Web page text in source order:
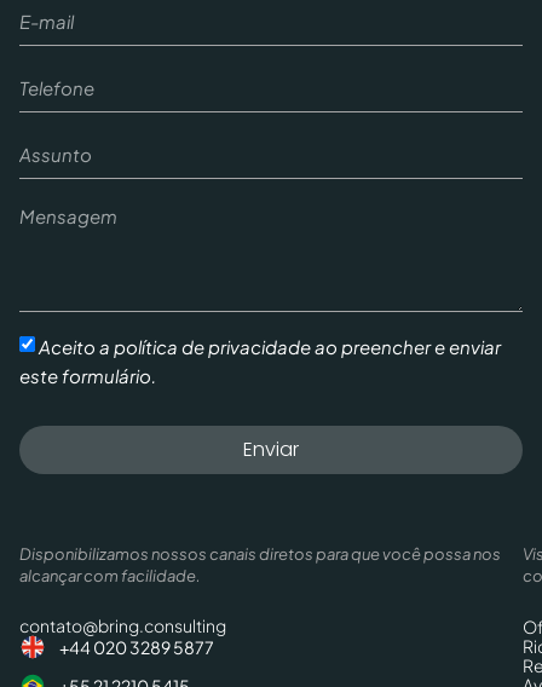
Aceito a política de privacidade ao preencher e enviar
este formulário.
Enviar
Disponibilizamos nossos canais diretos para que você possa nos
alcançar com facilidade.
contato@bring.consulting
+44 020 3289 5877